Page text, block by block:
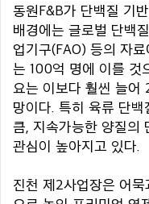
동원F&B가 단백질 기
배경에는 글로벌 단백
업기구(FAO) 등의 자
는 100억 명에 이를 것
요는 이보다 훨씬 늘어
망이다. 특히 육류 단
큼, 지속가능한 양질의
관심이 높아지고 있다.
진천 제2사업장은 어